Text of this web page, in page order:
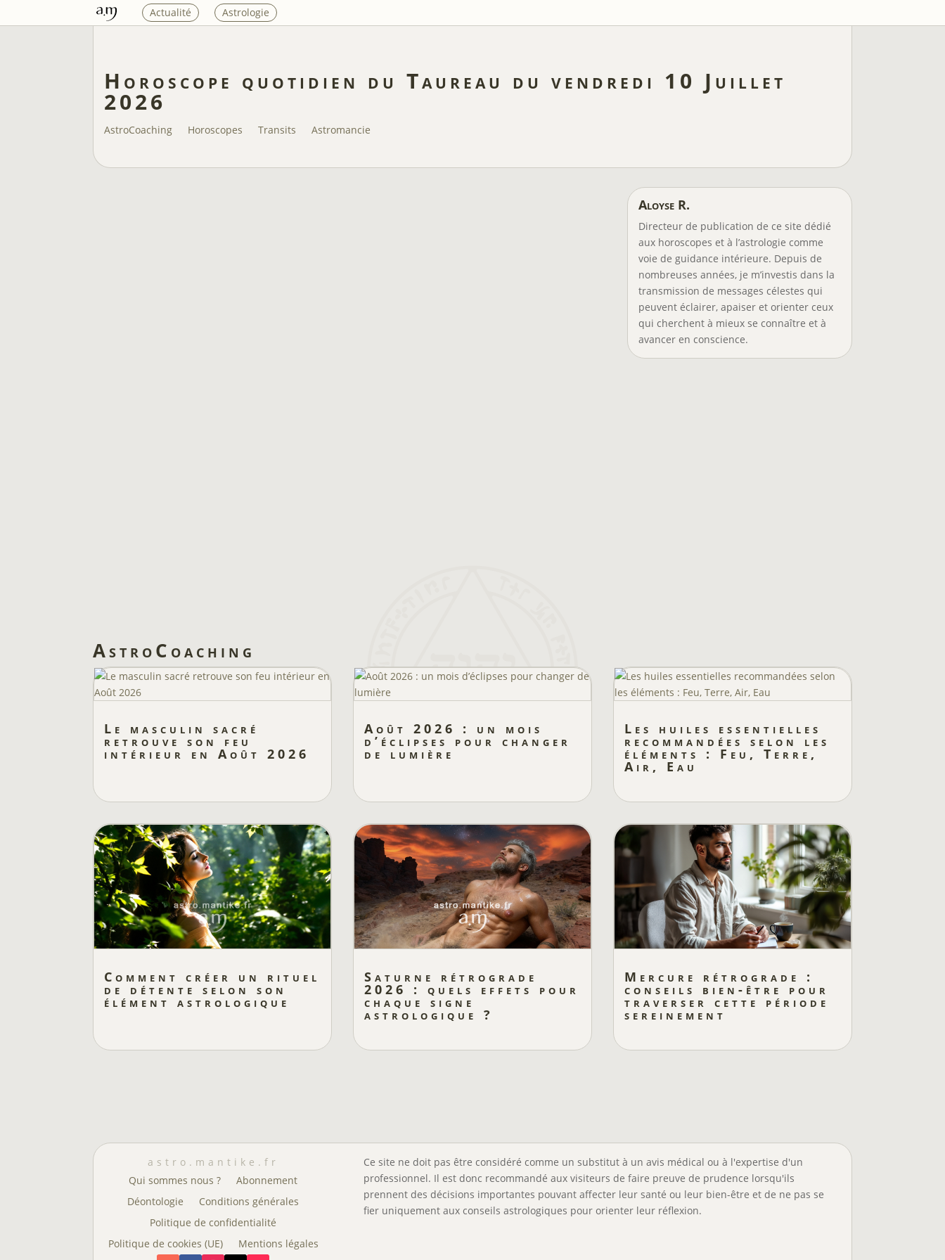
Actualité Astrologie
Horoscope quotidien du Taureau du vendredi 10 Juillet
2026
AstroCoaching Horoscopes Transits Astromancie
Aloyse R.
Directeur de publication de ce site dédié
aux horoscopes et à l’astrologie comme
voie de guidance intérieure. Depuis de
nombreuses années, je m’investis dans la
transmission de messages célestes qui
peuvent éclairer, apaiser et orienter ceux
qui cherchent à mieux se connaître et à
avancer en conscience.
AstroCoaching
Le masculin sacré
retrouve son feu
intérieur en Août 2026
Août 2026 : un mois
d’éclipses pour changer
de lumière
Les huiles essentielles
recommandées selon les
éléments : Feu, Terre,
Air, Eau
Comment créer un rituel
de détente selon son
élément astrologique
Saturne rétrograde
2026 : quels effets pour
chaque signe
astrologique ?
Mercure rétrograde :
conseils bien-être pour
traverser cette période
sereinement
astro.mantike.fr
Qui sommes nous ?
Abonnement
Déontologie
Conditions générales
Politique de confidentialité
Politique de cookies (UE)
Mentions légales
Ce site ne doit pas être considéré comme un substitut à un avis médical ou à l'expertise d'un
professionnel. Il est donc recommandé aux visiteurs de faire preuve de prudence lorsqu'ils
prennent des décisions importantes pouvant affecter leur santé ou leur bien-être et de ne pas se
fier uniquement aux conseils astrologiques pour orienter leur réflexion.